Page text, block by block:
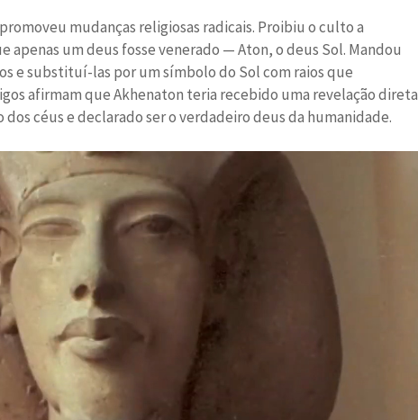
mudanças religiosas radicais. Proibiu o culto a
apenas um deus fosse venerado — Aton, o deus Sol. Mandou
e substituí-las por um símbolo do Sol com raios que
afirmam que Akhenaton teria recebido uma revelação direta
céus e declarado ser o verdadeiro deus da humanidade.